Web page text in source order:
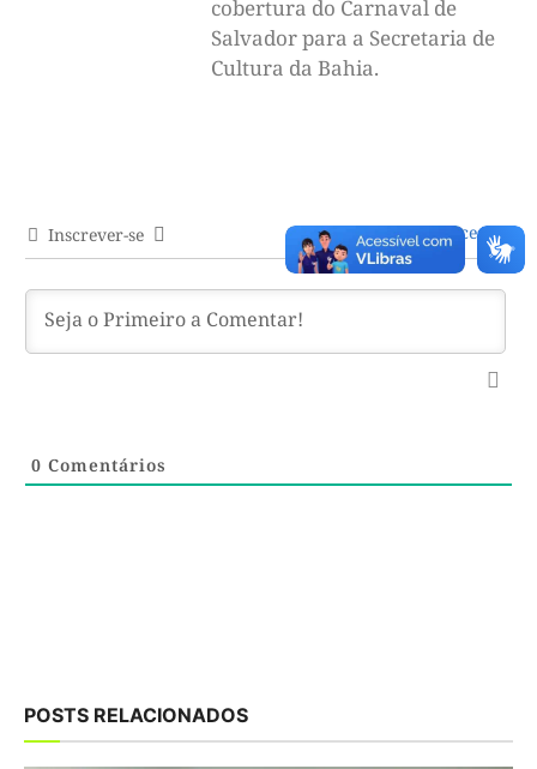
cobertura do Carnaval de
Salvador para a Secretaria de
Cultura da Bahia.
Inscrever-se Acessar
0 Comentários
POSTS RELACIONADOS